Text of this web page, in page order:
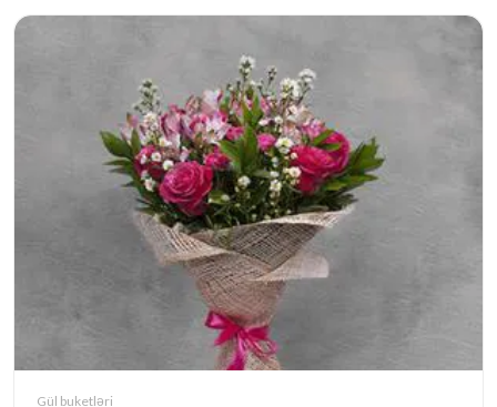
Gül buketləri